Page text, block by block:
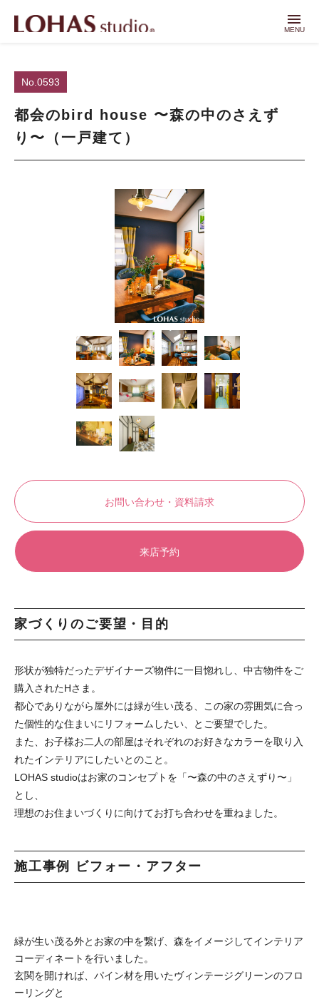
menu
MENU
No.0593
都会のbird house 〜森の中のさえず
り〜（一戸建て）
お問い合わせ・資料請求
来店予約
家づくりのご要望・目的
形状が独特だったデザイナーズ物件に一目惚れし、中古物件をご
購入されたHさま。
都心でありながら屋外には緑が生い茂る、この家の雰囲気に合っ
た個性的な住まいにリフォームしたい、とご要望でした。
また、お子様お二人の部屋はそれぞれのお好きなカラーを取り入
れたインテリアにしたいとのこと。
LOHAS studioはお家のコンセプトを「〜森の中のさえずり〜」
とし、
理想のお住まいづくりに向けてお打ち合わせを重ねました。
施工事例 ビフォー・アフター
緑が生い茂る外とお家の中を繋げ、森をイメージしてインテリア
コーディネートを行いました。
玄関を開ければ、パイン材を用いたヴィンテージグリーンのフロ
ーリングと